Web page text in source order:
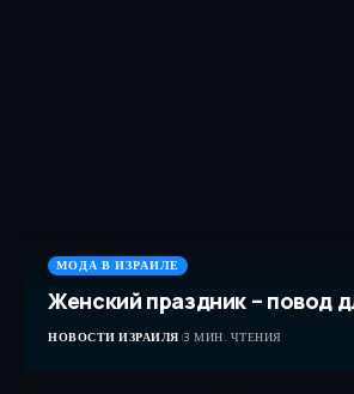
МОДА В ИЗРАИЛЕ
Женский праздник – повод
НОВОСТИ ИЗРАИЛЯ 3 МИН. ЧТЕНИЯ